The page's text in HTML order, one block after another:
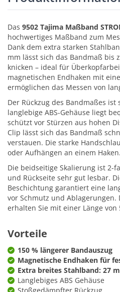
Das 9502 Tajima Maßband
hochwertiges Maßband zum
Dank dem extra starken
mm lässt sich das Bandmaß bis
knicken – ideal für
magnetischen Endhaken mit
ermöglichen das Messen von
Der Rückzug des Bandmaßes ist
langlebige ABS-Gehäuse liegt
schützt vor Stürzen aus hohen
Clip lässt sich das Bandmaß
verstauen. Die starke
oder Aufhängen an einem Haken.
Die beidseitige Skalierung ist 2-
und Rückseite sehr gut lesbar.
Beschichtung garantiert eine
vor Schmutz und Ablagerungen.
erhalten Sie mit einer Länge von
Vorteile
150 % längerer Bandauszug
Magnetische Endhaken für
Extra breites Stahlband: 27
Langlebiges ABS Gehäuse
Stoßgedämpfter Rückzug